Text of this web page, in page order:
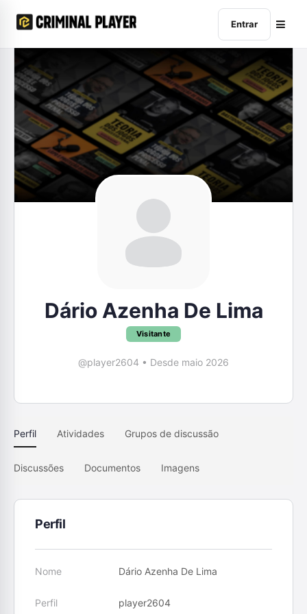
Entrar
Dário Azenha De Lima
Visitante
@player2604 • Desde maio 2026
Perfil Atividades Grupos de discussão
Discussões Documentos Imagens
Perfil
Nome Dário Azenha De Lima
Perfil player2604